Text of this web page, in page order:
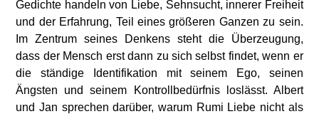
Gedichte handeln von Liebe, Sehnsucht, innerer Freiheit
und der Erfahrung, Teil eines größeren Ganzen zu sein.
Im Zentrum seines Denkens steht die Überzeugung,
dass der Mensch erst dann zu sich selbst findet, wenn er
die ständige Identifikation mit seinem Ego, seinen
Ängsten und seinem Kontrollbedürfnis loslässt. Albert
und Jan sprechen darüber, warum Rumi Liebe nicht als